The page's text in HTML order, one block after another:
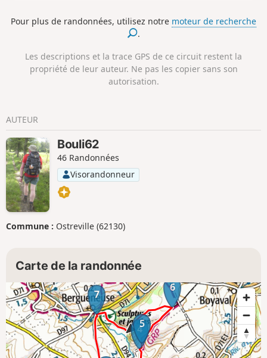
soleil, c'est magique !
Pour plus de randonnées, utilisez notre moteur de recherche
.
Les descriptions et la trace GPS de ce circuit restent la
propriété de leur auteur. Ne pas les copier sans son
autorisation.
AUTEUR
Bouli62
46 Randonnées
Visorandonneur
Commune : Ostreville (62130)
Carte de la randonnée
45
6
7